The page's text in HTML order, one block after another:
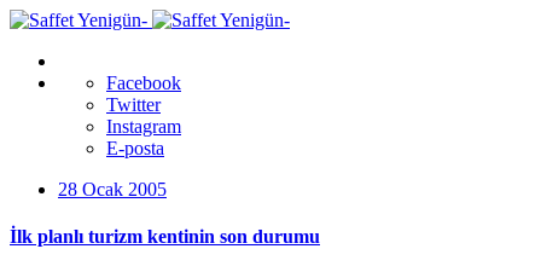
Facebook
Twitter
Instagram
E-posta
28 Ocak 2005
İlk planlı turizm kentinin son durumu